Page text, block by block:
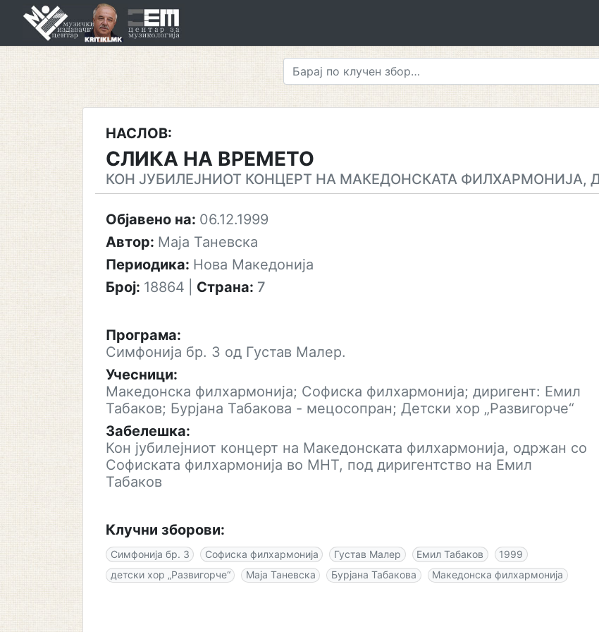
НАСЛОВ:
СЛИКА НА ВРЕМЕТО
КОН ЈУБИЛЕЈНИОТ КОНЦЕРТ НА МАКЕДОНСКАТА ФИЛХАРМОНИЈА,
Објавено на: 06.12.1999
Автор: Маја Таневска
Периодика: Нова Македонија
Број: 18864 Страна: 7
Програма:
Симфонија бр. 3 од Густав Малер.
Учесници:
Македонска филхармонија; Софиска филхармонија; диригент: Емил
Табаков; Бурјана Табакова - мецосопран; Детски хор „Развигорче“
Забелешка:
Кон јубилејниот концерт на Македонската филхармонија, одржан со
Софиската филхармонија во МНТ, под диригентство на Емил
Табаков
Клучни зборови:
Симфонија бр. 3 Софиска филхармонија Густав Малер Емил Табаков
1999
детски хор „Развигорче“
Маја Таневска Бурјана Табакова Македонска филхармонија